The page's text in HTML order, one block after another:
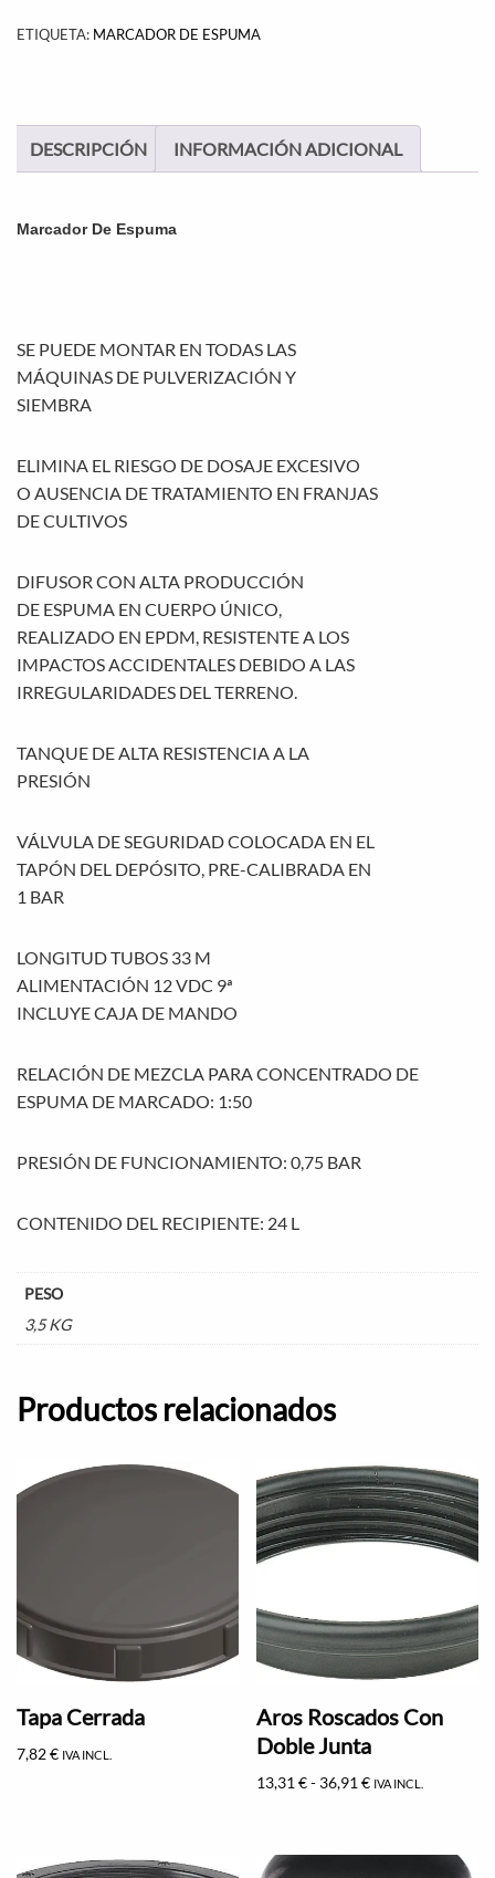
ETIQUETA: MARCADOR DE ESPUMA
DESCRIPCIÓN INFORMACIÓN ADICIONAL
Marcador De Espuma
SE PUEDE MONTAR EN TODAS LAS
MÁQUINAS DE PULVERIZACIÓN Y
SIEMBRA
ELIMINA EL RIESGO DE DOSAJE EXCESIVO
O AUSENCIA DE TRATAMIENTO EN FRANJAS
DE CULTIVOS
DIFUSOR CON ALTA PRODUCCIÓN
DE ESPUMA EN CUERPO ÚNICO,
REALIZADO EN EPDM, RESISTENTE A LOS
IMPACTOS ACCIDENTALES DEBIDO A LAS
IRREGULARIDADES DEL TERRENO.
TANQUE DE ALTA RESISTENCIA A LA
PRESIÓN
VÁLVULA DE SEGURIDAD COLOCADA EN EL
TAPÓN DEL DEPÓSITO, PRE-CALIBRADA EN
1 BAR
LONGITUD TUBOS 33 M
ALIMENTACIÓN 12 VDC 9ª
INCLUYE CAJA DE MANDO
RELACIÓN DE MEZCLA PARA CONCENTRADO DE
ESPUMA DE MARCADO: 1:50
PRESIÓN DE FUNCIONAMIENTO: 0,75 BAR
CONTENIDO DEL RECIPIENTE: 24 L
PESO
3,5 KG
Productos relacionados
Tapa Cerrada
7,82€ IVA INCL.
Aros Roscados Con
Doble Junta
13,31€- 36,91€ IVA INCL.